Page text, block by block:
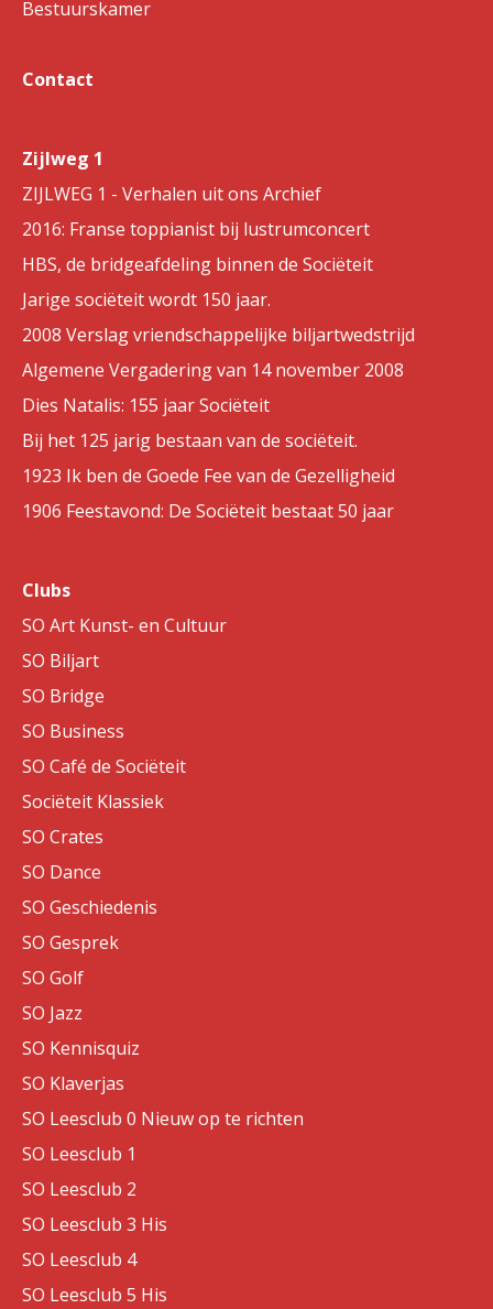
Bestuurskamer
Contact
Zijlweg 1
ZIJLWEG 1 - Verhalen uit ons Archief
2016: Franse toppianist bij lustrumconcert
HBS, de bridgeafdeling binnen de Sociëteit
Jarige sociëteit wordt 150 jaar.
2008 Verslag vriendschappelijke biljartwedstrijd
Algemene Vergadering van 14 november 2008
Dies Natalis: 155 jaar Sociëteit
Bij het 125 jarig bestaan van de sociëteit.
1923 Ik ben de Goede Fee van de Gezelligheid
1906 Feestavond: De Sociëteit bestaat 50 jaar
Clubs
SO Art Kunst- en Cultuur
SO Biljart
SO Bridge
SO Business
SO Café de Sociëteit
Sociëteit Klassiek
SO Crates
SO Dance
SO Geschiedenis
SO Gesprek
SO Golf
SO Jazz
SO Kennisquiz
SO Klaverjas
SO Leesclub 0 Nieuw op te richten
SO Leesclub 1
SO Leesclub 2
SO Leesclub 3 His
SO Leesclub 4
SO Leesclub 5 His